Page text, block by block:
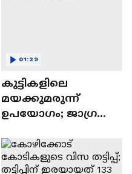
കുട്ടികളിലെ
മയക്കുമരുന്ന്
ഉപയോ​ഗം; ജാ​ഗ്രതാ
യുഎഇ
01:29